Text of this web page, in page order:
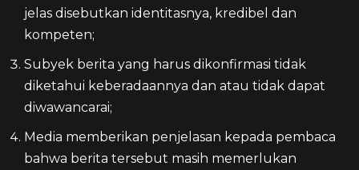
jelas disebutkan identitasnya, kredibel dan
kompeten;
Subyek berita yang harus dikonfirmasi tidak
diketahui keberadaannya dan atau tidak dapat
diwawancarai;
Media memberikan penjelasan kepada pembaca
bahwa berita tersebut masih memerlukan